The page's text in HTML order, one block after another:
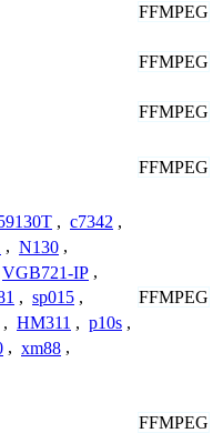
FFMPEG
FFMPEG
FFMPEG
FFMPEG
, c7342 ,
, N130 ,
VGB721-IP ,
, sp015 ,
, HM311 , p10s ,
, xm88 ,
FFMPEG
FFMPEG